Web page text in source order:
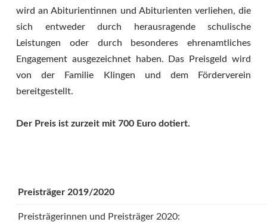
wird an Abiturientinnen und Abiturienten verliehen, die
sich entweder durch herausragende schulische
Leistungen oder durch besonderes ehrenamtliches
Engagement ausgezeichnet haben. Das Preisgeld wird
von der Familie Klingen und dem Förderverein
bereitgestellt.
Der Preis ist zurzeit mit 700 Euro dotiert.
Preisträger 2019/2020
Preisträgerinnen und Preisträger 2020: